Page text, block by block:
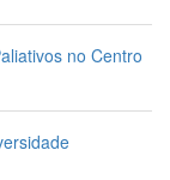
no Centro